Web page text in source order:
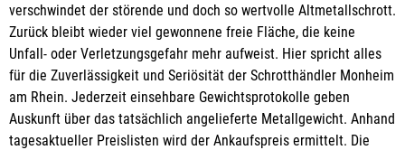
verschwindet der störende und doch so wertvolle Altmetallschrott.
Zurück bleibt wieder viel gewonnene freie Fläche, die keine
Unfall- oder Verletzungsgefahr mehr aufweist. Hier spricht alles
für die Zuverlässigkeit und Seriösität der Schrotthändler Monheim
am Rhein. Jederzeit einsehbare Gewichtsprotokolle geben
Auskunft über das tatsächlich angelieferte Metallgewicht. Anhand
tagesaktueller Preislisten wird der Ankaufspreis ermittelt. Die